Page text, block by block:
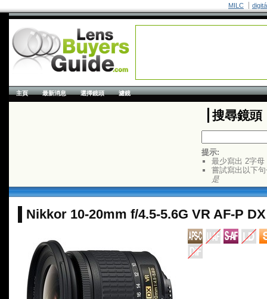
MILC
主頁 最新消息 選擇鏡頭 濾鏡
搜尋鏡頭
提示:
最少寫出 2字母
嘗試寫出以下
是
Nikkor 10-20mm f/4.5-5.6G VR AF-P DX